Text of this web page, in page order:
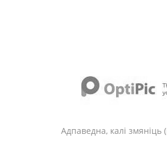
Адпаведна, калі